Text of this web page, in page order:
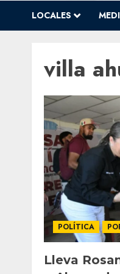
LOCALES
villa
POLÍTICA
Lleva